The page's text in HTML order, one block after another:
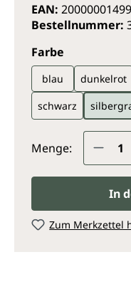
EAN:
Bestellnummer:
Farbe
blau dunkelrot
schwarz
Menge:
In
Zum Merkzettel